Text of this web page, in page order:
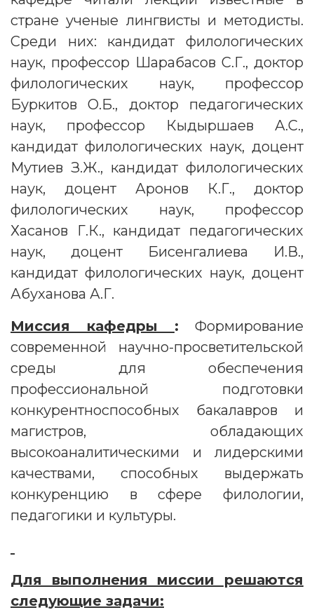
стране ученые лингвисты и методисты.
Среди них: кандидат филологических
наук, профессор Шарабасов С.Г., доктор
филологических наук, профессор
Буркитов О.Б., доктор педагогических
наук, профессор Кыдыршаев А.С.,
кандидат филологических наук, доцент
Мутиев З.Ж., кандидат филологических
наук, доцент Аронов К.Г., доктор
филологических наук, профессор
Хасанов Г.К., кандидат педагогических
наук, доцент Бисенгалиева И.В.,
кандидат филологических наук, доцент
Абуханова А.Г.
Миссия кафедры : Формирование
современной научно-просветительской
среды для обеспечения
профессиональной подготовки
конкурентноспособных бакалавров и
магистров, обладающих
высокоаналитическими и лидерскими
качествами, способных выдержать
конкуренцию в сфере филологии,
педагогики и культуры.
Для выполнения миссии решаются
следующие задачи: